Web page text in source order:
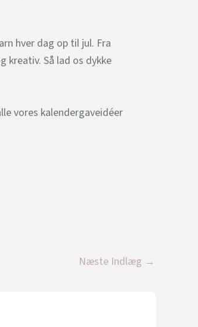
hver dag op til jul. Fra
Så lad os dykke
vores kalendergaveidéer
Næste Indlæg →